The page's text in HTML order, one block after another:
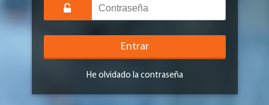
Entrar
He olvidado la contraseña